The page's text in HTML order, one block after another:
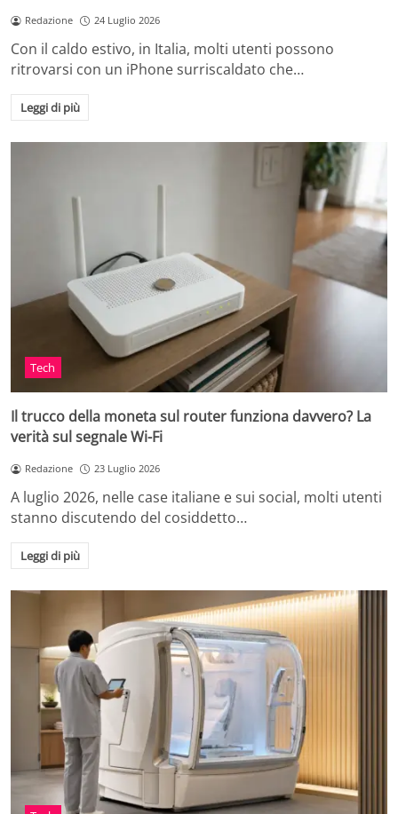
Redazione 24 Luglio 2026
Con il caldo estivo, in Italia, molti utenti possono
ritrovarsi con un iPhone surriscaldato che…
Leggi di più
Tech
Il trucco della moneta sul router funziona davvero? La
verità sul segnale Wi-Fi
Redazione 23 Luglio 2026
A luglio 2026, nelle case italiane e sui social, molti utenti
stanno discutendo del cosiddetto…
Leggi di più